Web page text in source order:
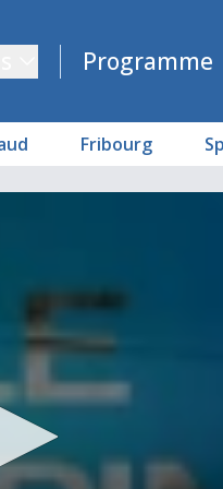
Programme
Fribourg